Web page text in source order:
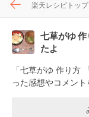
楽天レシピトップ
七草がゆ
たよ
「七草がゆ 作り方
った感想やコメン